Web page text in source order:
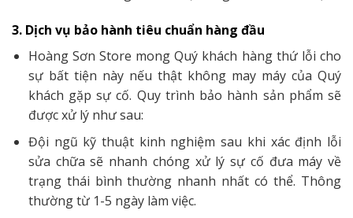
3. Dịch vụ bảo hành tiêu chuẩn hàng đầu
Hoàng Sơn Store mong Quý khách hàng thứ lỗi cho
sự bất tiện này nếu thật không may máy của Quý
khách gặp sự cố. Quy trình bảo hành sản phẩm sẽ
được xử lý như sau:
Đội ngũ kỹ thuật kinh nghiệm sau khi xác định lỗi
sửa chữa sẽ nhanh chóng xử lý sự cố đưa máy về
trạng thái bình thường nhanh nhất có thể. Thông
thường từ 1-5 ngày làm việc.